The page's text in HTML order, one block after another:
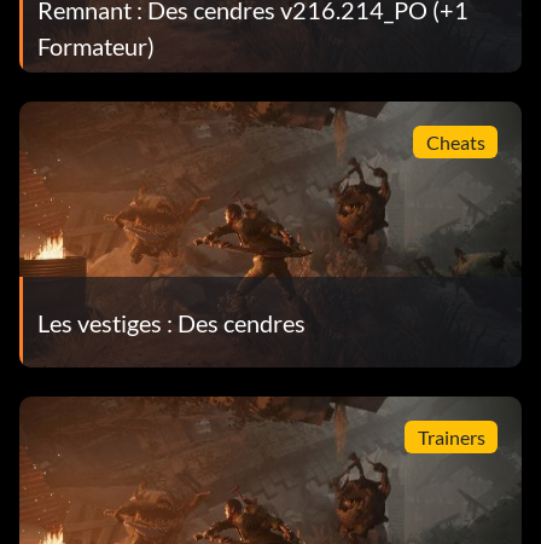
Remnant : Des cendres v216.214_PO (+1
Formateur)
Cheats
Les vestiges : Des cendres
Trainers